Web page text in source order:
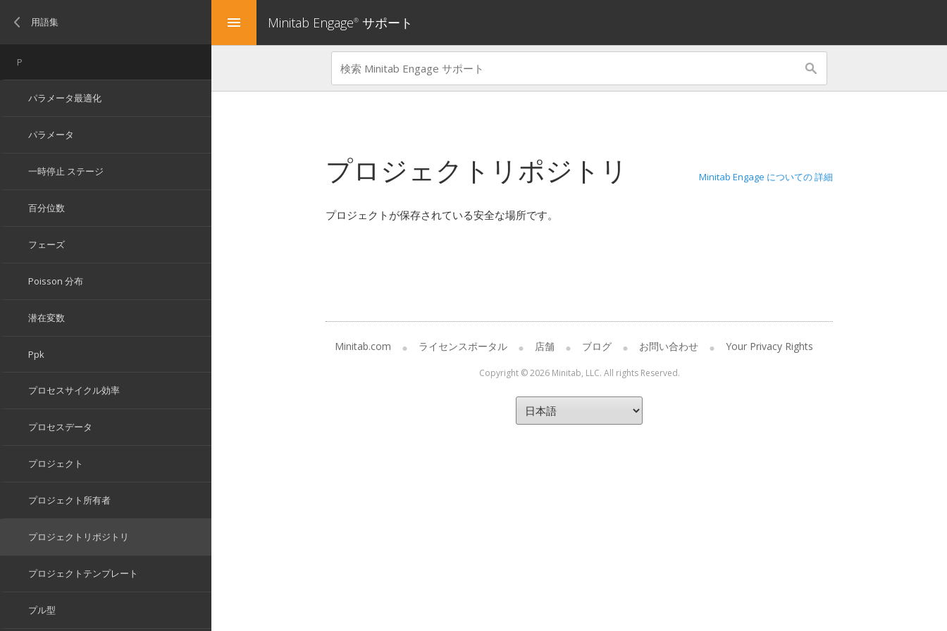
menu Minitab Engage® サポート
プロジェクトリポジトリ Minitab Engage についての 詳細
プロジェクトが保存されている安全な場所です。
Minitab.com ライセンスポータル 店舗 ブログ お問い合わせ Your Privacy Rights
Copyright © 2026 Minitab, LLC. All rights Reserved.